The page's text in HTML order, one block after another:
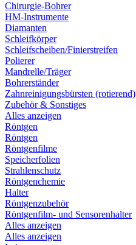
Chirurgie-Bohrer
HM-Instrumente
Diamanten
Schleifkörper
Schleifscheiben/Finierstreifen
Polierer
Mandrelle/Träger
Bohrerständer
Zahnreinigungsbürsten (rotierend)
Zubehör & Sonstiges
Alles anzeigen
Röntgen
Röntgen
Röntgenfilme
Speicherfolien
Strahlenschutz
Röntgenchemie
Halter
Röntgenzubehör
Röntgenfilm- und Sensorenhalter
Alles anzeigen
Alles anzeigen